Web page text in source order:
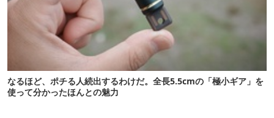
なるほど、ポチる人続出するわけだ。全長5.5cmの「極小ギア」を
使って分かったほんとの魅力